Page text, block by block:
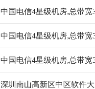
中国电信4星级机房,总带宽
中国电信4星级机房,总带宽
中国电信4星级机房,总带宽
深圳南山高新区中区软件